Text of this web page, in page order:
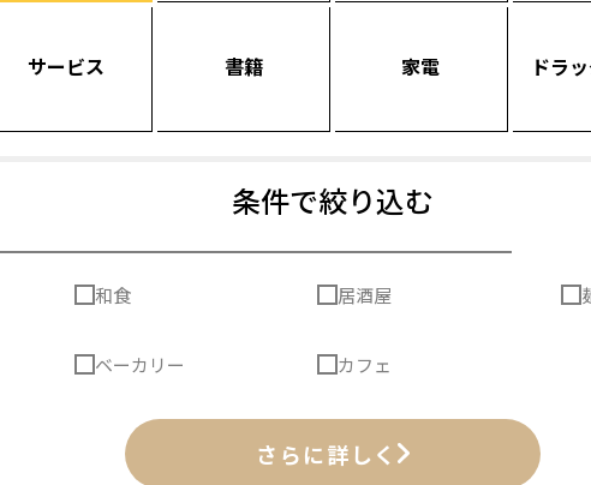
サービス 書籍 家電 ドラ
条件で絞り込む
和食 居酒屋
ベーカリー カフェ
さらに詳しく